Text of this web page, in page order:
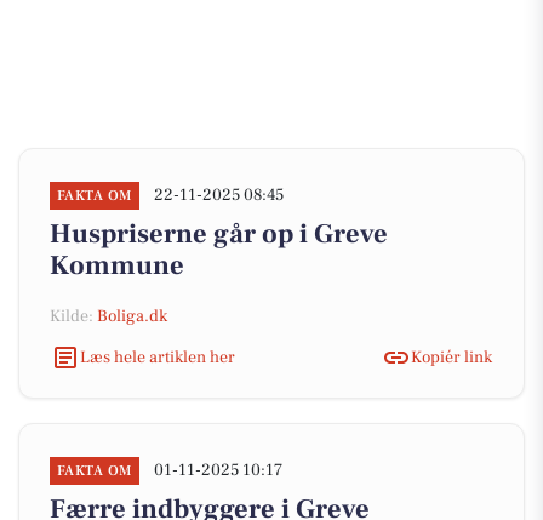
FAKTA OM 22-11-2025 08:45
Huspriserne går op i Greve
Kommune
Kilde: Boliga.dk
Læs hele artiklen her
Kopiér link
FAKTA OM 01-11-2025 10:17
Færre indbyggere i Greve